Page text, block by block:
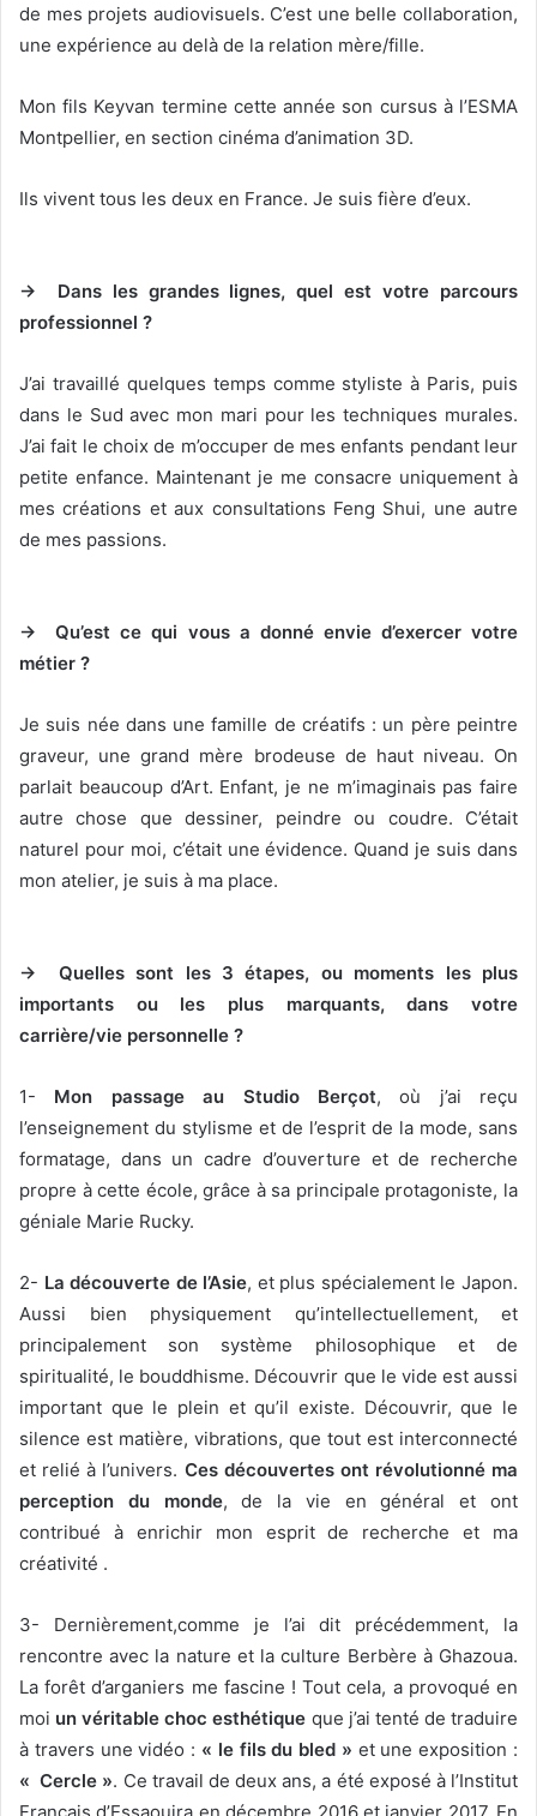
de mes projets audiovisuels. C’est une belle collaboration,
une expérience au delà de la relation mère/fille.
Mon fils Keyvan termine cette année son cursus à l’ESMA
Montpellier, en section cinéma d’animation 3D.
Ils vivent tous les deux en France. Je suis fière d’eux.
→ Dans les grandes lignes, quel est votre parcours
professionnel ?
J’ai travaillé quelques temps comme styliste à Paris, puis
dans le Sud avec mon mari pour les techniques murales.
J’ai fait le choix de m’occuper de mes enfants pendant leur
petite enfance. Maintenant je me consacre uniquement à
mes créations et aux consultations Feng Shui, une autre
de mes passions.
→ Qu’est ce qui vous a donné envie d’exercer votre
métier ?
Je suis née dans une famille de créatifs : un père peintre
graveur, une grand mère brodeuse de haut niveau. On
parlait beaucoup d’Art. Enfant, je ne m’imaginais pas faire
autre chose que dessiner, peindre ou coudre. C’était
naturel pour moi, c’était une évidence. Quand je suis dans
mon atelier, je suis à ma place.
→ Quelles sont les 3 étapes, ou moments les plus
importants ou les plus marquants, dans votre
carrière/vie personnelle ?
1- Mon passage au Studio Berçot, où j’ai reçu
l’enseignement du stylisme et de l’esprit de la mode, sans
formatage, dans un cadre d’ouverture et de recherche
propre à cette école, grâce à sa principale protagoniste, la
géniale Marie Rucky.
2- La découverte de l’Asie, et plus spécialement le Japon.
Aussi bien physiquement qu’intellectuellement, et
principalement son système philosophique et de
spiritualité, le bouddhisme. Découvrir que le vide est aussi
important que le plein et qu’il existe. Découvrir, que le
silence est matière, vibrations, que tout est interconnecté
et relié à l’univers. Ces découvertes ont révolutionné ma
perception du monde, de la vie en général et ont
contribué à enrichir mon esprit de recherche et ma
créativité .
3- Dernièrement,comme je l’ai dit précédemment, la
rencontre avec la nature et la culture Berbère à Ghazoua.
La forêt d’arganiers me fascine ! Tout cela, a provoqué en
moi un véritable choc esthétique que j’ai tenté de traduire
à travers une vidéo : « le fils du bled » et une exposition :
« Cercle ». Ce travail de deux ans, a été exposé à l’Institut